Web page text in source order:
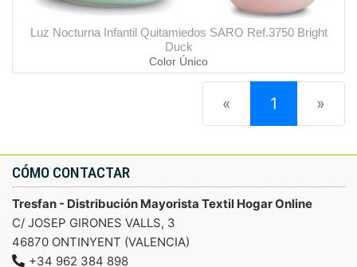
Luz Nocturna Infantil Quitamiedos SARO Ref.3750 Bright
Duck
Color Único
« 1 (current)
»
CÓMO CONTACTAR
Tresfan - Distribución Mayorista Textil Hogar Online
C/ JOSEP GIRONES VALLS, 3
46870 ONTINYENT (VALENCIA)
+34 962 384 898